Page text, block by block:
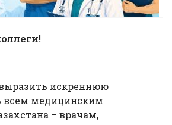
искреннюю
всем медицинским
– врачам,